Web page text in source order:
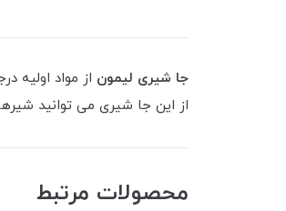
جا شیری لیمون از مواد
از این جا شیری می توانید
محصولات مرتبط